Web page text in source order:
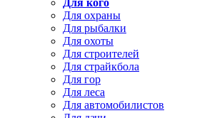
Для кого
Для охраны
Для рыбалки
Для охоты
Для строителей
Для страйкбола
Для гор
Для леса
Для автомобилистов